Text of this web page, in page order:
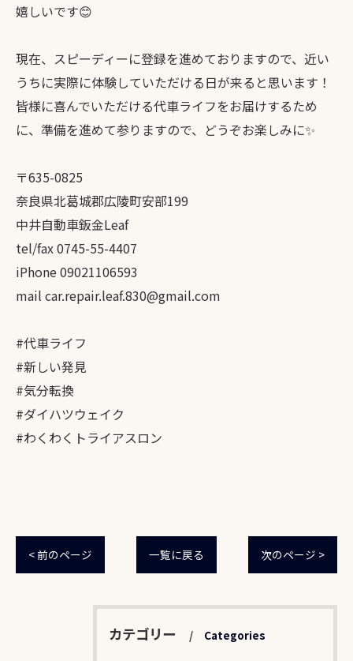
嬉しいです😊
現在、スピーディーに登録を進めておりますので、近い
うちに実際に体験していただける日が来ると思います！
皆様に喜んでいただける代車ライフをお届けするため
に、準備を進めて参りますので、どうぞお楽しみに✨
〒635-0825
奈良県北葛城郡広陵町安部199
中井自動車鈑金Leaf
tel/fax 0745-55-4407
iPhone 09021106593
mail car.repair.leaf.830@gmail.com
#代車ライフ
#新しい発見
#気分転換
#ダイハツウェイク
#わくわくトライアスロン
< 前のページ 一覧に戻る 次のページ >
カテゴリー Categories